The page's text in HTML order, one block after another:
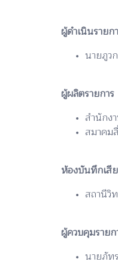
ผู้ดำเนินรายก
นายภูว
ผู้ผลิตรายการ
สำนักง
สมาคม
ห้องบันทึกเสี
สถานีวิ
ผู้ควบคุมรายก
นายภัท